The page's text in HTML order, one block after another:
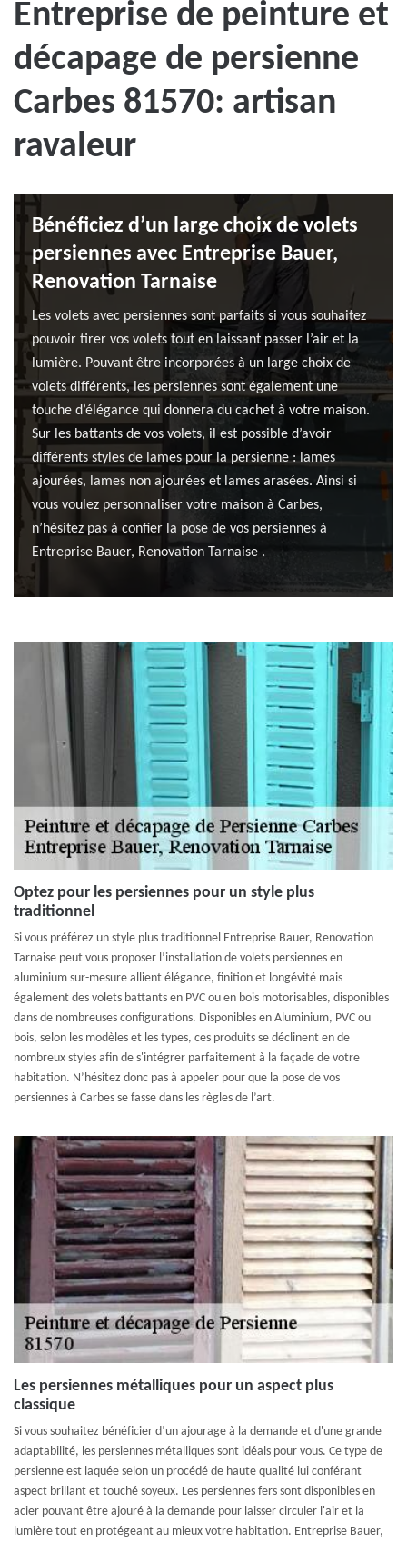
Entreprise de peinture et
décapage de persienne
Carbes 81570: artisan
ravaleur
Bénéficiez d’un large choix de volets
persiennes avec Entreprise Bauer,
Renovation Tarnaise
Les volets avec persiennes sont parfaits si vous souhaitez
pouvoir tirer vos volets tout en laissant passer l’air et la
lumière. Pouvant être incorporées à un large choix de
volets différents, les persiennes sont également une
touche d’élégance qui donnera du cachet à votre maison.
Sur les battants de vos volets, il est possible d’avoir
différents styles de lames pour la persienne : lames
ajourées, lames non ajourées et lames arasées. Ainsi si
vous voulez personnaliser votre maison à Carbes,
n’hésitez pas à confier la pose de vos persiennes à
Entreprise Bauer, Renovation Tarnaise .
Optez pour les persiennes pour un style plus
traditionnel
Si vous préférez un style plus traditionnel Entreprise Bauer, Renovation
Tarnaise peut vous proposer l’installation de volets persiennes en
aluminium sur-mesure allient élégance, finition et longévité mais
également des volets battants en PVC ou en bois motorisables, disponibles
dans de nombreuses configurations. Disponibles en Aluminium, PVC ou
bois, selon les modèles et les types, ces produits se déclinent en de
nombreux styles afin de s'intégrer parfaitement à la façade de votre
habitation. N’hésitez donc pas à appeler pour que la pose de vos
persiennes à Carbes se fasse dans les règles de l’art.
Les persiennes métalliques pour un aspect plus
classique
Si vous souhaitez bénéficier d’un ajourage à la demande et d'une grande
adaptabilité, les persiennes métalliques sont idéals pour vous. Ce type de
persienne est laquée selon un procédé de haute qualité lui conférant
aspect brillant et touché soyeux. Les persiennes fers sont disponibles en
acier pouvant être ajouré à la demande pour laisser circuler l'air et la
lumière tout en protégeant au mieux votre habitation. Entreprise Bauer,